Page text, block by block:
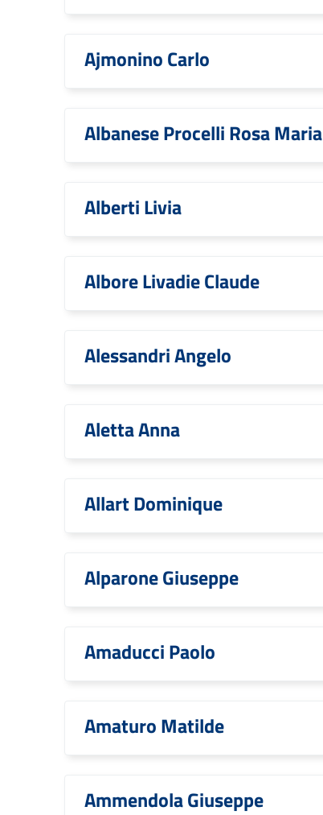
Ajmonino Carlo
Albanese Procelli Rosa Maria
Alberti Livia
Albore Livadie Claude
Alessandri Angelo
Aletta Anna
Allart Dominique
Alparone Giuseppe
Amaducci Paolo
Amaturo Matilde
Ammendola Giuseppe